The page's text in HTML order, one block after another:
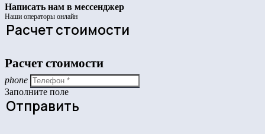
Написать нам в мессенджер
Наши операторы онлайн
Расчет стоимости
Расчет стоимости
phone
Заполните поле
Отправить